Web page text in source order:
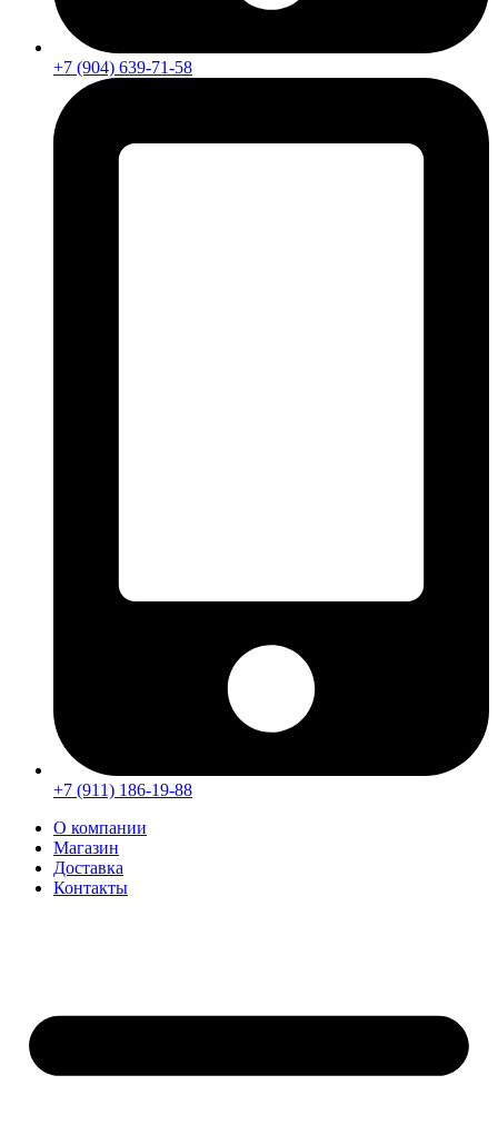
+7 (904) 639-71-58
+7 (911) 186-19-88
О компании
Магазин
Доставка
Контакты